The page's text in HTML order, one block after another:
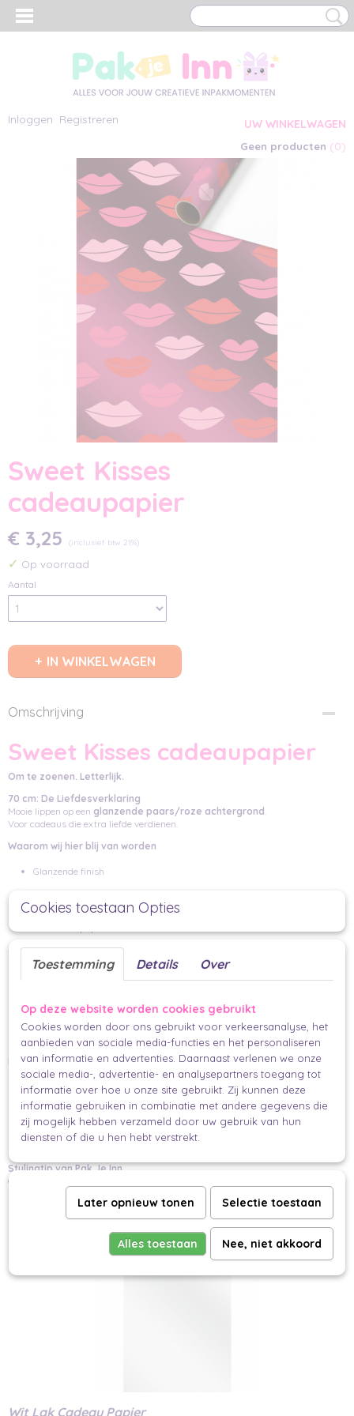
Inloggen Registreren UW WINKELWAGEN
Geen producten (0)
Sweet Kisses
cadeaupapier
€ 3,25 (inclusief btw 21%)
✓ Op voorraad
Aantal
IN WINKELWAGEN
Omschrijving
Sweet Kisses cadeaupapier
Om te zoenen. Letterlijk.
70 cm: De Liefdesverklaring
Mooie lippen op een glanzende paars/roze achtergrond .
Voor cadeaus die extra liefde verdienen.
Waarom wij hier blij van worden
Glanzende finish
Gedurfd en speels
Product: Cadeaupapier
Formaat: 70 cm × 1,5 m
Aantal: 1 rol
Perfect voor…
Valentijn
Verjaardagen
Zomaar, omdat het kan
Stylingtip van Pak Je Inn
Combineer met effen lint en laat het papier praten.
Ook interessant
Wit Lak Cadeau Papier
Cookies toestaan Opties
Toestemming Details Over
Op deze website worden cookies gebruikt
Cookies worden door ons gebruikt voor verkeersanalyse, het
aanbieden van sociale media-functies en het personaliseren
van informatie en advertenties. Daarnaast verlenen we onze
sociale media-, advertentie- en analysepartners toegang tot
informatie over hoe u onze site gebruikt. Zij kunnen deze
informatie gebruiken in combinatie met andere gegevens die
zij mogelijk hebben verzameld door uw gebruik van hun
diensten of die u hen hebt verstrekt.
Later opnieuw tonen Selectie toestaan
Alles toestaan Nee, niet akkoord